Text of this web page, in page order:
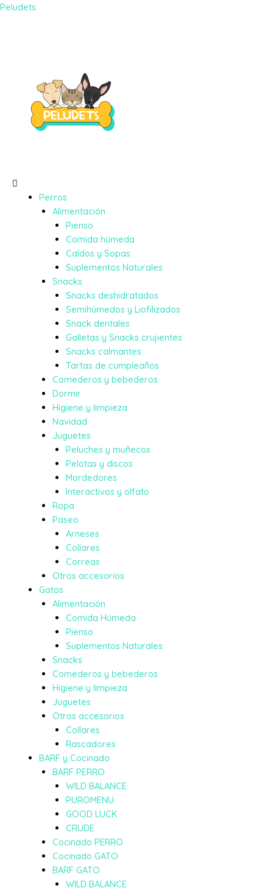
Peludets
Perros
Alimentación
Pienso
Comida húmeda
Caldos y Sopas
Suplementos Naturales
Snacks
Snacks deshidratados
Semihúmedos y Liofilizados
Snack dentales
Galletas y Snacks crujientes
Snacks calmantes
Tartas de cumpleaños
Comederos y bebederos
Dormir
Higiene y limpieza
Navidad
Juguetes
Peluches y muñecos
Pelotas y discos
Mordedores
Interactivos y olfato
Ropa
Paseo
Arneses
Collares
Correas
Otros accesorios
Gatos
Alimentación
Comida Húmeda
Pienso
Suplementos Naturales
Snacks
Comederos y bebederos
Higiene y limpieza
Juguetes
Otros accesorios
Collares
Rascadores
BARF y Cocinado
BARF PERRO
WILD BALANCE
PUROMENU
GOOD LUCK
CRUDE
Cocinado PERRO
Cocinado GATO
BARF GATO
WILD BALANCE